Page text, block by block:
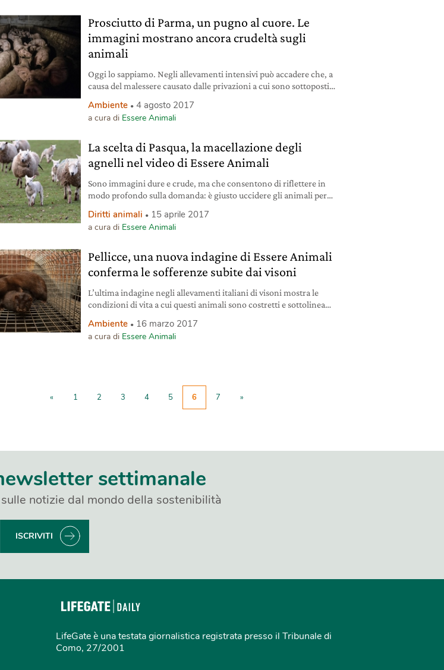
Prosciutto di Parma, un pugno al cuore. Le
immagini mostrano ancora crudeltà sugli
animali
Oggi lo sappiamo. Negli allevamenti intensivi può accadere che, a
causa del malessere causato dalle privazioni a cui sono sottoposti,
Può accadere anche che allevatori lascino morire gli animali
malati in agonia, anche se impiegano giorni, forse per non pagare
Ambiente 4 agosto 2017
a cura di Essere Animali
La scelta di Pasqua, la macellazione degli
agnelli nel video di Essere Animali
Sono immagini dure e crude, ma che consentono di riflettere in
modo profondo sulla domanda: è giusto uccidere gli animali per
Diritti animali 15 aprile 2017
a cura di Essere Animali
Pellicce, una nuova indagine di Essere Animali
conferma le sofferenze subite dai visoni
L’ultima indagine negli allevamenti italiani di visoni mostra le
condizioni di vita a cui questi animali sono costretti e sottolinea
Montuschi, portavoce di Essere Animali.
Ambiente 16 marzo 2017
a cura di Essere Animali
« 1 2 3 4 5 6 7 »
settimanale
notizie dal mondo della sostenibilità
ISCRIVITI
LifeGate è una testata giornalistica registrata presso il Tribunale di
Como, 27/2001